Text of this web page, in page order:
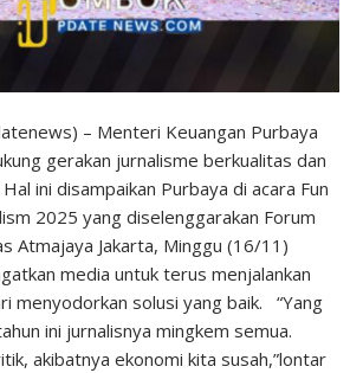
– Menteri Keuangan Purbaya
gerakan jurnalisme berkualitas dan
ini disampaikan Purbaya di acara Fun
2025 yang diselenggarakan Forum
Atmajaya Jakarta, Minggu (16/11)
media untuk terus menjalankan
menyodorkan solusi yang baik. “Yang
ini jurnalisnya mingkem semua.
akibatnya ekonomi kita susah,”lontar